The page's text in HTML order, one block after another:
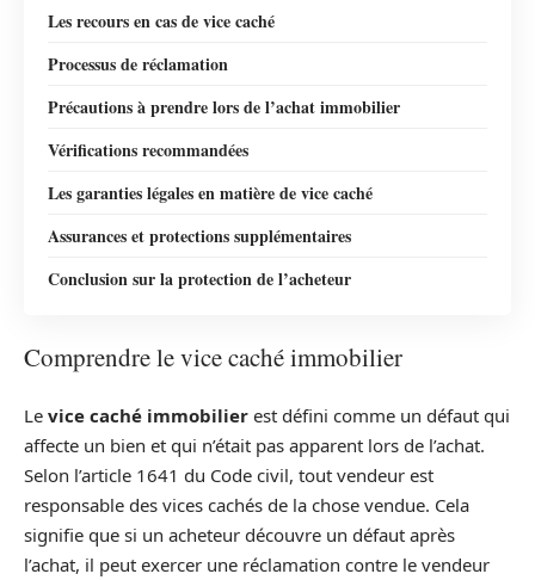
Les recours en cas de vice caché
Processus de réclamation
Précautions à prendre lors de l’achat immobilier
Vérifications recommandées
Les garanties légales en matière de vice caché
Assurances et protections supplémentaires
Conclusion sur la protection de l’acheteur
Comprendre le vice caché immobilier
Le vice caché immobilier est défini comme un défaut qui
affecte un bien et qui n’était pas apparent lors de l’achat.
Selon l’article 1641 du Code civil, tout vendeur est
responsable des vices cachés de la chose vendue. Cela
signifie que si un acheteur découvre un défaut après
l’achat, il peut exercer une réclamation contre le vendeur